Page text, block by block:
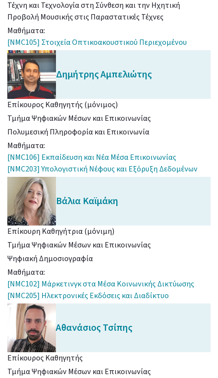
Τέχνη και Τεχνολογία στη Σύνθεση και την Ηχητική
Προβολή Μουσικής στις Παραστατικές Τέχνες
Μαθήματα:
[NMC105] Στοιχεία Οπτικοακουστικού Περιεχομένου
ΔημήτρηςΑμπελιώτης
Επίκουρος Καθηγητής (μόνιμος)
Τμήμα Ψηφιακών Μέσων και Επικοινωνίας
Πολυμεσική Πληροφορία και Επικοινωνία
Μαθήματα:
[NMC106] Εκπαίδευση και Νέα Μέσα Επικοινωνίας
[NMC203] Υπολογιστική Νέφους και Εξόρυξη Δεδομένων
Βάλια Καϊμάκη
Επίκουρη Καθηγήτρια (μόνιμη)
Τμήμα Ψηφιακών Μέσων και Επικοινωνίας
Ψηφιακή Δημοσιογραφία
Μαθήματα:
[NMC102] Μάρκετινγκ στα Μέσα Κοινωνικής Δικτύωσης
[NMC205] Ηλεκτρονικές Εκδόσεις και Διαδίκτυο
ΑθανάσιοςΤσίπης
Επίκουρος Καθηγητής
Τμήμα Ψηφιακών Μέσων και Επικοινωνίας